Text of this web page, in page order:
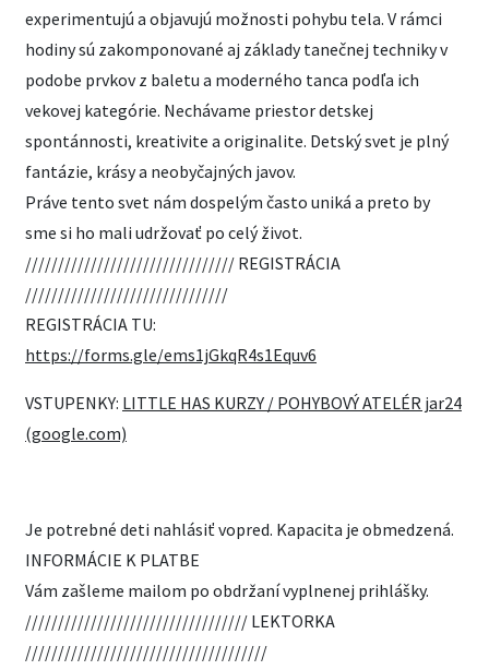
experimentujú a objavujú možnosti pohybu tela. V rámci
hodiny sú zakomponované aj základy tanečnej techniky v
podobe prvkov z baletu a moderného tanca podľa ich
vekovej kategórie. Nechávame priestor detskej
spontánnosti, kreativite a originalite. Detský svet je plný
fantázie, krásy a neobyčajných javov.
Práve tento svet nám dospelým často uniká a preto by
sme si ho mali udržovať po celý život.
//////////////////////////////// REGISTRÁCIA
///////////////////////////////
REGISTRÁCIA TU:
https://forms.gle/ems1jGkqR4s1Equv6
VSTUPENKY: LITTLE HAS KURZY / POHYBOVÝ ATELÉR jar24
(google.com)
Je potrebné deti nahlásiť vopred. Kapacita je obmedzená.
INFORMÁCIE K PLATBE
Vám zašleme mailom po obdržaní vyplnenej prihlášky.
////////////////////////////////// LEKTORKA
/////////////////////////////////////